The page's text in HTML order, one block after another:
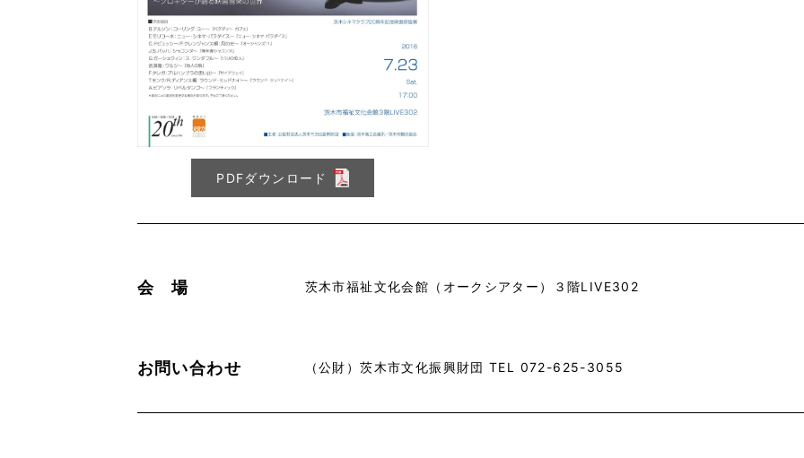
PDFダウンロード
会 場 茨木市福祉文化会館（オークシアター）３階LIVE302
お問い合わせ （公財）茨木市文化振興財団 TEL 072-625-3055